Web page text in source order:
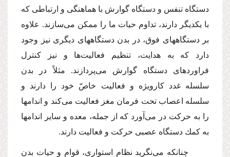
دستگاه تنفس و دستگاه گوارش با هماهنگى و ارتباطى كه
با یكدیگر دارند، تداوم حیات ما را ممكن مى‌سازند. علاوه
بر دستگاههاى فوق، در بدن دستگاههاى دیگرى نیز وجود
دارد كه به هدایت، تنظیم فعالیت‌ها و نیز كنترل
فراوردهاى دستگاه گوارش مى‌پردازند. مثلاً در بدن
سلسله غدد كارویژه و فعالیت خاصّ خود را دارند و
سلسله اعصاب تحت فرمان مغز فعالیت مى‌كند و اندامها
را به حركت در مى‌آورد كه از جمله، معده و سایر اندامها
به كمك دستگاه عصبى حركت و فعالیت دارند.
چنانكه مى‌نگرید نظام استوارى، قوام و حیات بدن